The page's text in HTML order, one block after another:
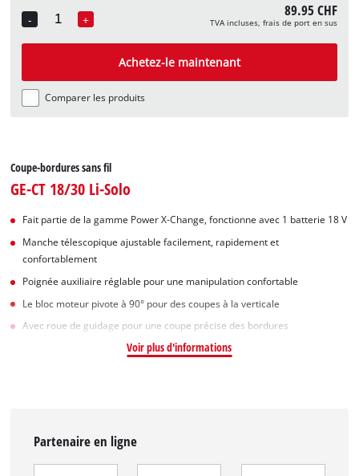
-
Quantity
+ 89.95 CHF
TVA incluses, frais de port en sus
Achetez-le maintenant
Comparer les produits
Coupe-bordures sans fil
GE-CT 18/30 Li-Solo
Fait partie de la gamme Power X-Change, fonctionne avec 1 batterie 18 V
Manche télescopique ajustable facilement, rapidement et
confortablement
Poignée auxiliaire réglable pour une manipulation confortable
Le bloc moteur pivote à 90° pour des coupes à la verticale
Avec roue de guidage pour une coupe précise des bordures
Voir plus d'informations
Partenaire en ligne